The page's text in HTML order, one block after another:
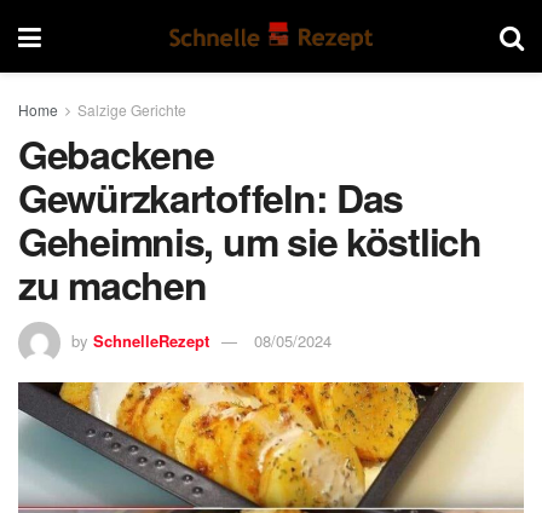
Home Salzige Gerichte
Gebackene
Gewürzkartoffeln: Das
Geheimnis, um sie köstlich
zu machen
by SchnelleRezept 08/05/2024